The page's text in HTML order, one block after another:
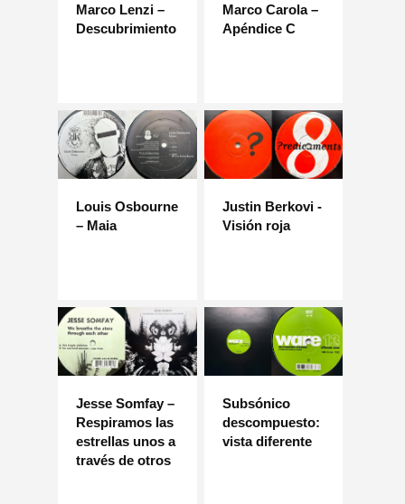
Marco Lenzi –
Descubrimiento
Marco Carola –
Apéndice C
Louis Osbourne
– Maia
Justin Berkovi -
Visión roja
Jesse Somfay –
Respiramos las
estrellas unos a
través de otros
Subsónico
descompuesto:
vista diferente